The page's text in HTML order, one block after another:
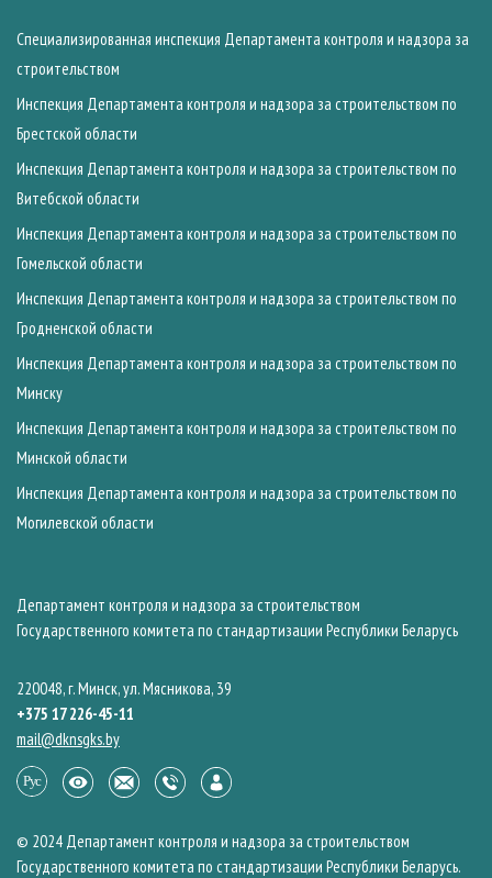
Специализированная инспекция Департамента контроля и надзора за
строительством
Инспекция Департамента контроля и надзора за строительством по
Брестской области
Инспекция Департамента контроля и надзора за строительством по
Витебской области
Инспекция Департамента контроля и надзора за строительством по
Гомельской области
Инспекция Департамента контроля и надзора за строительством по
Гродненской области
Инспекция Департамента контроля и надзора за строительством по
Минску
Инспекция Департамента контроля и надзора за строительством по
Минской области
Инспекция Департамента контроля и надзора за строительством по
Могилевской области
Департамент контроля и надзора за строительством
Государственного комитета по стандартизации Республики Беларусь
220048, г. Минск, ул. Мясникова, 39
+375 17 226-45-11
mail@dknsgks.by
© 2024 Департамент контроля и надзора за строительством
Государственного комитета по стандартизации Республики Беларусь.